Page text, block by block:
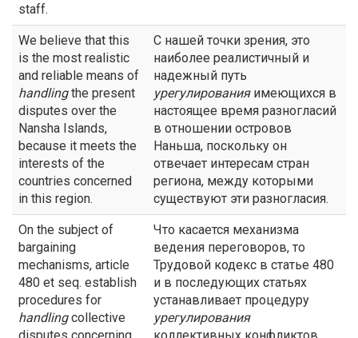
staff.
We believe that this
is the most realistic
and reliable means of
handlingthe present
disputes over the
Nansha Islands,
because it meets the
interests of the
countries concerned
in this region.
С нашей точки зрения, это
наиболее реалистичный и
надежный путь
урегулированияимеющихся в
настоящее время разногласий
в отношении островов
Наньша, поскольку он
отвечает интересам стран
региона, между которыми
существуют эти разногласия.
On the subject of
bargaining
mechanisms, article
480 et seq. establish
procedures for
handlingcollective
Что касается механизма
ведения переговоров, то
Трудовой кодекс в статье 480
и в последующих статьях
устанавливает процедуру
урегулирования